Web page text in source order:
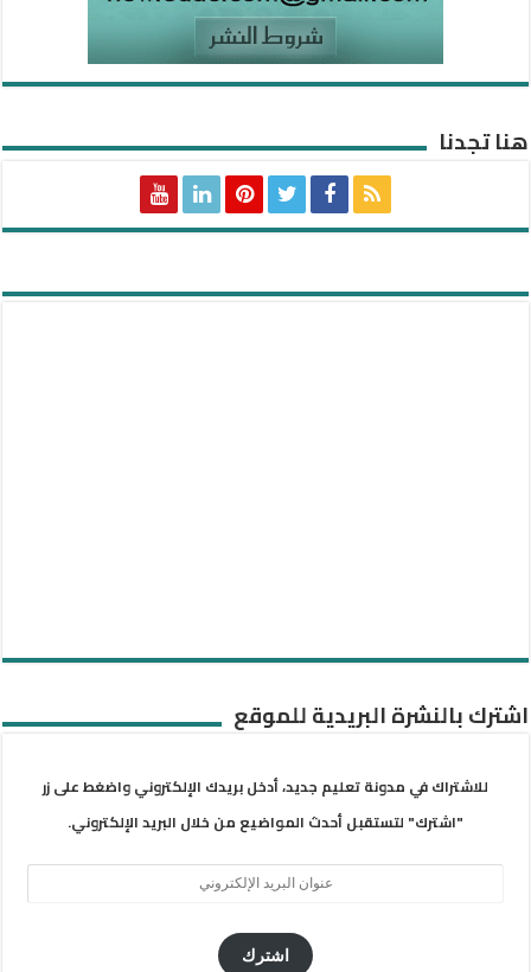
هنا تجدنا
اشترك بالنشرة البريدية للموقع
للاشتراك في مدونة تعليم جديد، أدخل بريدك الإلكتروني واضغط على زر
"اشترك" لتستقبل أحدث المواضيع من خلال البريد الإلكتروني.
اشترك